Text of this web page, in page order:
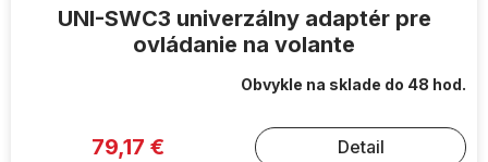
UNI-SWC3 univerzálny adaptér pre
ovládanie na volante
Obvykle na sklade do 48 hod.
79,17 € Detail